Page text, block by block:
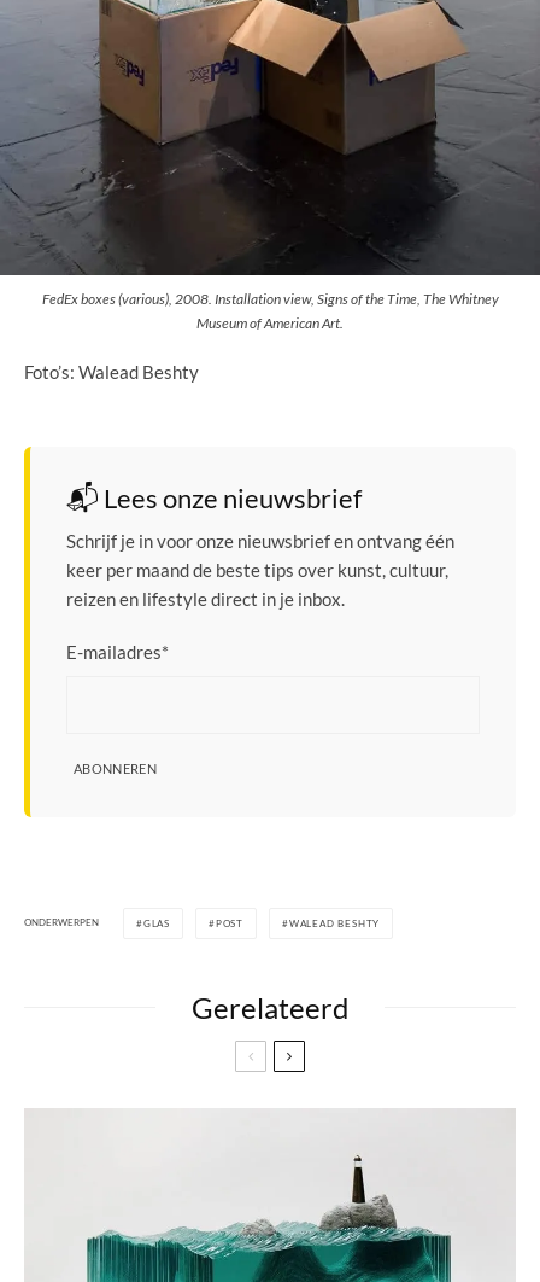
FedEx boxes (various), 2008. Installation view, Signs of the Time, The Whitney
Museum of American Art.
Foto’s: Walead Beshty
📬 Lees onze nieuwsbrief
Schrijf je in voor onze nieuwsbrief en ontvang één
keer per maand de beste tips over kunst, cultuur,
reizen en lifestyle direct in je inbox.
E-mailadres*
ABONNEREN
ONDERWERPEN GLAS POST WALEAD BESHTY
Gerelateerd